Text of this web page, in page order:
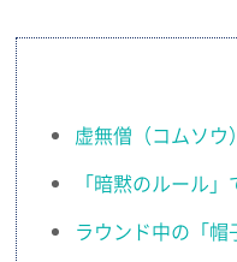
虚無僧（コムソウ
「暗黙のルール
ラウンド中の「